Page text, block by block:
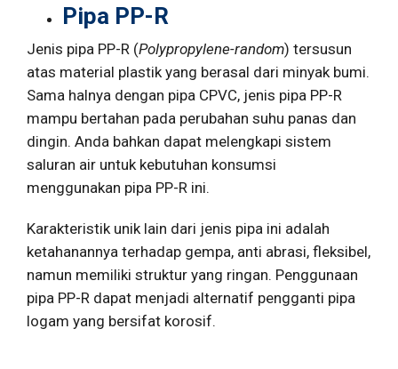
Pipa PP-R
Jenis pipa PP-R (Polypropylene-random) tersusun
atas material plastik yang berasal dari minyak bumi.
Sama halnya dengan pipa CPVC, jenis pipa PP-R
mampu bertahan pada perubahan suhu panas dan
dingin. Anda bahkan dapat melengkapi sistem
saluran air untuk kebutuhan konsumsi
menggunakan pipa PP-R ini.
Karakteristik unik lain dari jenis pipa ini adalah
ketahanannya terhadap gempa, anti abrasi, fleksibel,
namun memiliki struktur yang ringan. Penggunaan
pipa PP-R dapat menjadi alternatif pengganti pipa
logam yang bersifat korosif.